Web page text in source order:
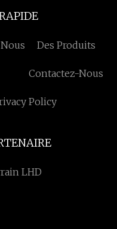
Des Produits
Contactez-Nous
Policy
LHD